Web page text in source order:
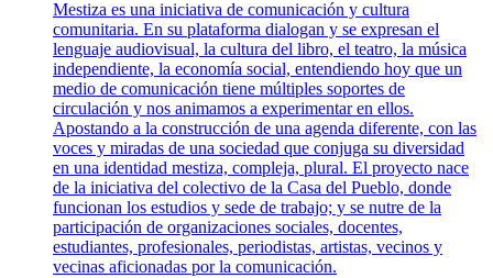
Mestiza es una iniciativa de comunicación y cultura
comunitaria. En su plataforma dialogan y se expresan el
lenguaje audiovisual, la cultura del libro, el teatro, la música
independiente, la economía social, entendiendo hoy que un
medio de comunicación tiene múltiples soportes de
circulación y nos animamos a experimentar en ellos.
Apostando a la construcción de una agenda diferente, con las
voces y miradas de una sociedad que conjuga su diversidad
en una identidad mestiza, compleja, plural. El proyecto nace
de la iniciativa del colectivo de la Casa del Pueblo, donde
funcionan los estudios y sede de trabajo; y se nutre de la
participación de organizaciones sociales, docentes,
estudiantes, profesionales, periodistas, artistas, vecinos y
vecinas aficionadas por la comunicación.